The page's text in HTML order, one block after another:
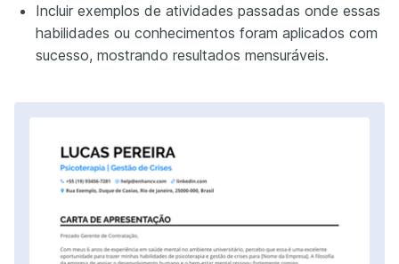
Incluir exemplos de atividades passadas onde essas
habilidades ou conhecimentos foram aplicados com
sucesso, mostrando resultados mensuráveis.